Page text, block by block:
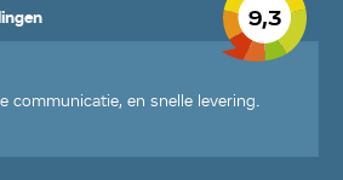
9,3
communicatie, en snelle levering.